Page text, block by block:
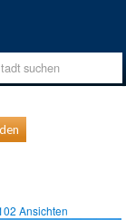
Ansichten